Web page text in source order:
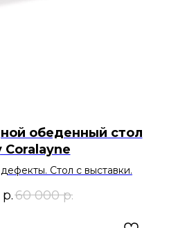
обеденный стол
Coralayne
Стол с выставки.
р.60 000 р.